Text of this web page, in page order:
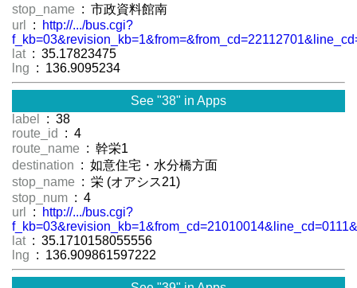
stop_name : 市政資料館南
url
:
http://.../bus.cgi?
lat : 35.17823475
lng : 136.9095234
See "38" in Apps
label
: 38
route_id
: 4
route_name : 幹栄1
destination : 如意住宅・水分橋方面
stop_name : 栄 (オアシス21)
stop_num : 4
url
:
http://.../bus.cgi?
lat : 35.1710158055556
lng : 136.909861597222